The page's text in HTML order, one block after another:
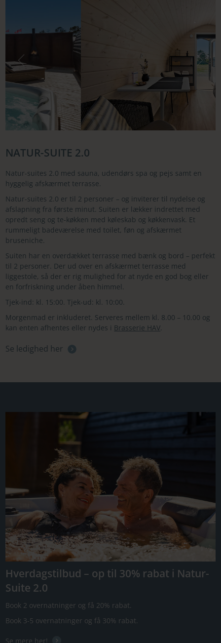
Forrige Næste
NATUR-SUITE 2.0
Natur-suites 2.0 med sauna, udendørs spa og pejs samt en
hyggelig afskærmet terrasse.
Natur-suites 2.0 er til 2 personer – og inviterer til nydelse og
afslapning fra første minut. Suiten er lækker indrettet med
opredt seng og te-køkken med køleskab og køkkenvask. Et
rummeligt badeværelse med toilet, føn og afskærmet
bruseniche.
Suiten har en overdækket terrasse med bænk og bord – perfekt
til 2 personer. Der ud over en afskærmet terrasse med
liggestole, så der er rig mulighed for at nyde en god bog eller
en forfriskning under åben himmel.
Tjek-ind: kl. 15:00. Tjek-ud: kl. 10:00.
Morgenmad er inkluderet. Serveres mellem kl. 8.00 – 10.00 og
kan enten afhentes eller nydes i Brasserie HAV
Se ledighed her
Hverdagstilbud – op til 30% rabat i Natur-
Suite 2.0
Book 2 overnatninger og få 20% rabat.
Book 3-5 overnatninger og få 30% rabat.
Se mere her!